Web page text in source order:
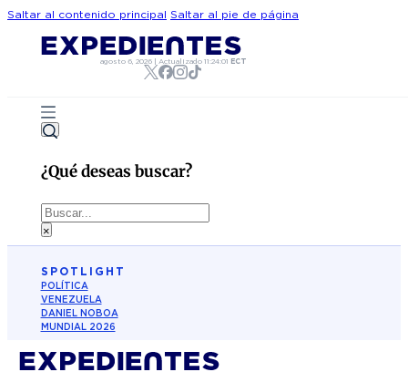
Saltar al contenido principal Saltar al pie de página
agosto 6, 2026| Actualizado 11:24:01 ECT
¿Qué deseas buscar?
Buscar
×
SPOTLIGHT
POLÍTICA
VENEZUELA
DANIEL NOBOA
MUNDIAL 2026